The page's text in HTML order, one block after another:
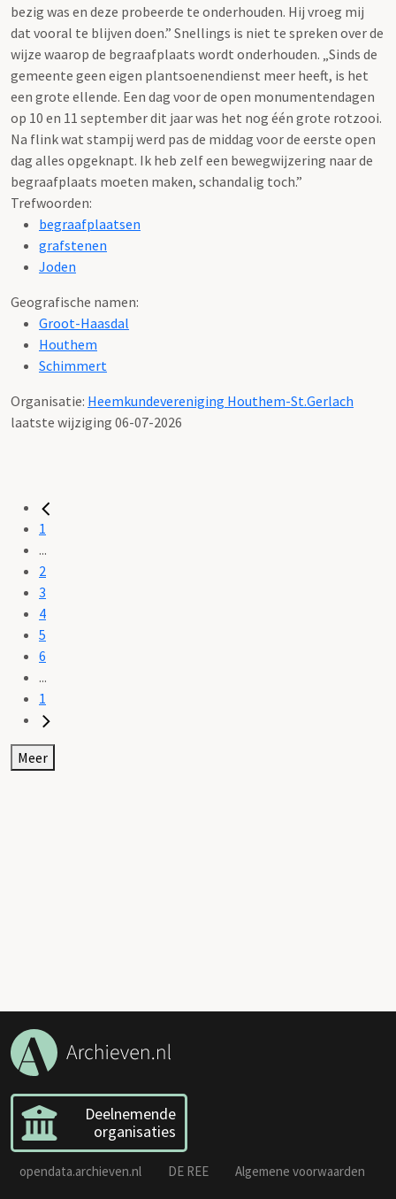
bezig was en deze probeerde te onderhouden. Hij vroeg mij
dat vooral te blijven doen.” Snellings is niet te spreken over de
wijze waarop de begraafplaats wordt onderhouden. „Sinds de
gemeente geen eigen plantsoenendienst meer heeft, is het
een grote ellende. Een dag voor de open monumentendagen
op 10 en 11 september dit jaar was het nog één grote rotzooi.
Na flink wat stampij werd pas de middag voor de eerste open
dag alles opgeknapt. Ik heb zelf een bewegwijzering naar de
begraafplaats moeten maken, schandalig toch.”
Trefwoorden:
begraafplaatsen
grafstenen
Joden
Geografische namen:
Groot-Haasdal
Houthem
Schimmert
Organisatie: Heemkundevereniging Houthem-St.Gerlach
laatste wijziging 06-07-2026
1
...
2
3
4
5
6
...
1
Meer
Deelnemende
organisaties
opendata.archieven.nl DE REE
Algemene voorwaarden